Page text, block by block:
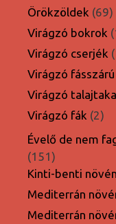
Örökzöldek 6969
Virágzó bokrok
Virágzó cserjék
Virágzó
Virágzó
Virágzó fák 22
Évelő de nem
151151
termék
Kinti-benti
Mediterrán
Mediterrán